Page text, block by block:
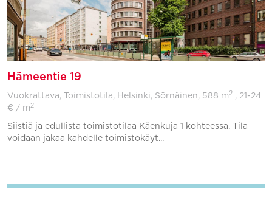
Hämeentie 19
Vuokrattava, Toimistotila, Helsinki, Sörnäinen, 588 m 2 , 21-24
€ / m 2
Siistiä ja edullista toimistotilaa Käenkuja 1 kohteessa. Tila
voidaan jakaa kahdelle toimistokäyt...